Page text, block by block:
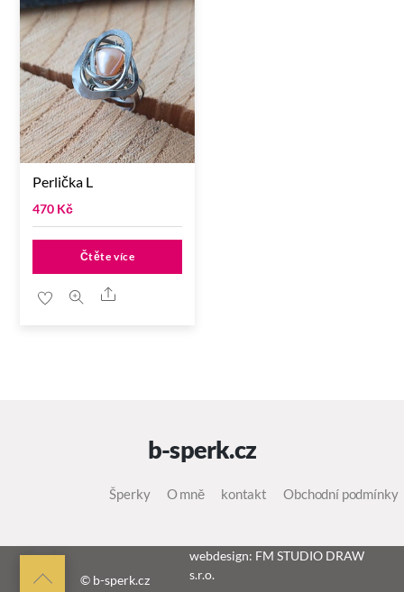
Perlička L
470 Kč
Čtěte více
Share
b-sperk.cz
Šperky O mně kontakt Obchodní podmínky
Back
© b-sperk.cz
webdesign: FM STUDIO DRAW
s.r.o.